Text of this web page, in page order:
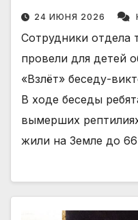
24 ИЮНЯ 2026
Сотрудники отдела
провели для детей
«Взлёт» беседу-
В ходе беседы
вымерших
жили на Земле до